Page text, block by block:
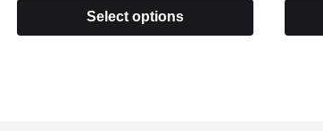
Select options